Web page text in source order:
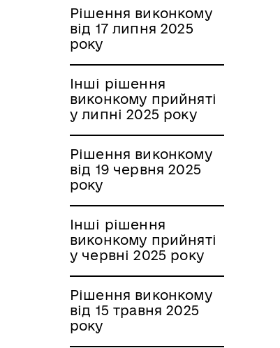
Рішення виконкому
від 17 липня 2025
року
Інші рішення
виконкому прийняті
у липні 2025 року
Рішення виконкому
від 19 червня 2025
року
Інші рішення
виконкому прийняті
у червні 2025 року
Рішення виконкому
від 15 травня 2025
року